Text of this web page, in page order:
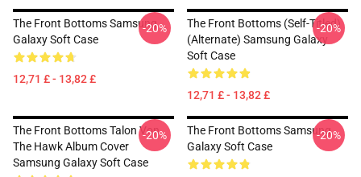
The Front Bottoms Samsung
Galaxy Soft Case
12,71 £ - 13,82 £
-20%
The Front Bottoms (Self-Titled)
(Alternate) Samsung Galaxy
Soft Case
12,71 £ - 13,82 £
-20%
The Front Bottoms Talon Von
The Hawk Album Cover
Samsung Galaxy Soft Case
-20%
The Front Bottoms Samsung
Galaxy Soft Case
-20%